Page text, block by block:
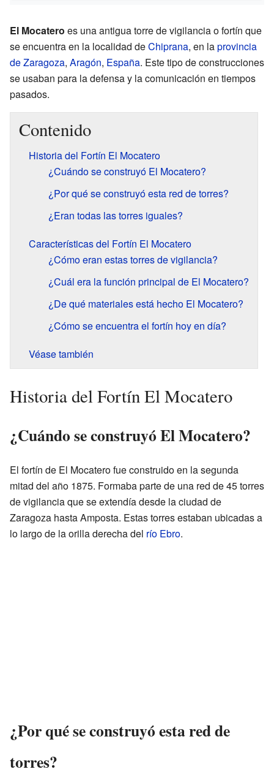
El Mocatero es una antigua torre de vigilancia o fortín que
se encuentra en la localidad deChiprana, en laprovincia
de Zaragoza, Aragón, España. Este tipo de construcciones
se usaban para la defensa y la comunicación en tiempos
pasados.
Contenido
Historia del Fortín El Mocatero
¿Cuándo se construyó El Mocatero?
¿Por qué se construyó esta red de torres?
¿Eran todas las torres iguales?
Características del Fortín El Mocatero
¿Cómo eran estas torres de vigilancia?
¿Cuál era la función principal de El Mocatero?
¿De qué materiales está hecho El Mocatero?
¿Cómo se encuentra el fortín hoy en día?
Véase también
Historia del Fortín El Mocatero
¿Cuándo se construyó El Mocatero?
El fortín de El Mocatero fue construido en la segunda
mitad del año 1875. Formaba parte de una red de 45 torres
de vigilancia que se extendía desde la ciudad de
Zaragoza hasta Amposta. Estas torres estaban ubicadas a
lo largo de la orilla derecha del río Ebro.
¿Por qué se construyó esta red de
torres?